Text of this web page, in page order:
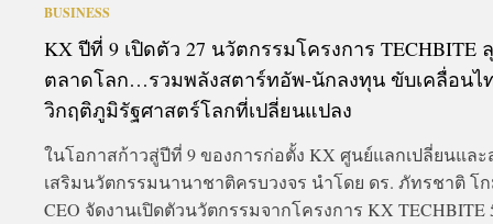
BUSINESS
KX ปีที่ 9 เปิดตัว 27 นวัตกรรมโครงการ TECHBITE
ตลาดโลก…รวมพลังสตาร์ทอัพ-นักลงทุน ขับเคลื่อนไ
วิกฤติภูมิรัฐศาสตร์โลกที่เปลี่ยนแปลง
ในโอกาสก้าวสู่ปีที่ 9 ของการก่อตั้ง KX ศูนย์แลกเปลี่ยนและ
เสริมนวัตกรรมนานาชาติครบวงจร นำโดย ดร. ภัทรชาติ โ
CEO จัดงานเปิดตัวนวัตกรรมจากโครงการ KX TECHBITE